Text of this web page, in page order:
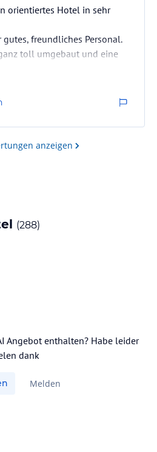
orientiertes Hotel in sehr
gutes, freundliches Personal.
toll umgebaut und eine
Gustoso mit Getränke
Jahr ist das ein Buffet
Vor-und Nachspeisen.
Restaurant,super
anzeigen
(288)
Angebot enthalten? Habe leider
dank
Melden